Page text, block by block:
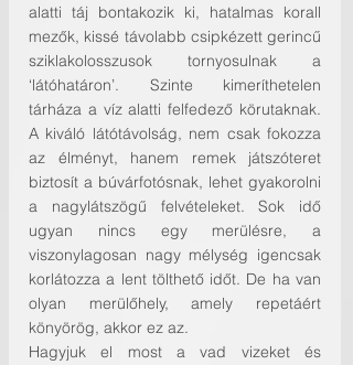
alatti táj bontakozik ki, hatalmas korall
mezők, kissé távolabb csipkézett gerincű
sziklakolosszusok tornyosulnak a
‘látóhatáron’. Szinte kimeríthetelen
tárháza a víz alatti felfedező körutaknak.
A kiváló látótávolság, nem csak fokozza
az élményt, hanem remek játszóteret
biztosít a búvárfotósnak, lehet gyakorolni
a nagylátszögű felvételeket. Sok idő
ugyan nincs egy merülésre, a
viszonylagosan nagy mélység igencsak
korlátozza a lent tölthető időt. De ha van
olyan merülőhely, amely repetáért
könyörög, akkor ez az.
Hagyjuk el most a vad vizeket és